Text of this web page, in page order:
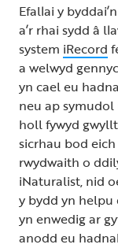
Efallai y
a’r rhai sydd â
system iRecord
a welwyd
yn cael eu
neu ap symudol
holl fywyd
sicrhau bod
rwydwaith o
iNaturalist, nid
y bydd yn helpu
yn enwedig ar
anodd eu